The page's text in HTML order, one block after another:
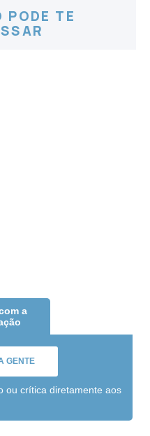
PODE TE
a
GENTE
ou crítica diretamente aos